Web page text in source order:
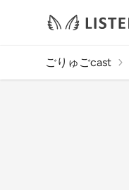
ごりゅごcast